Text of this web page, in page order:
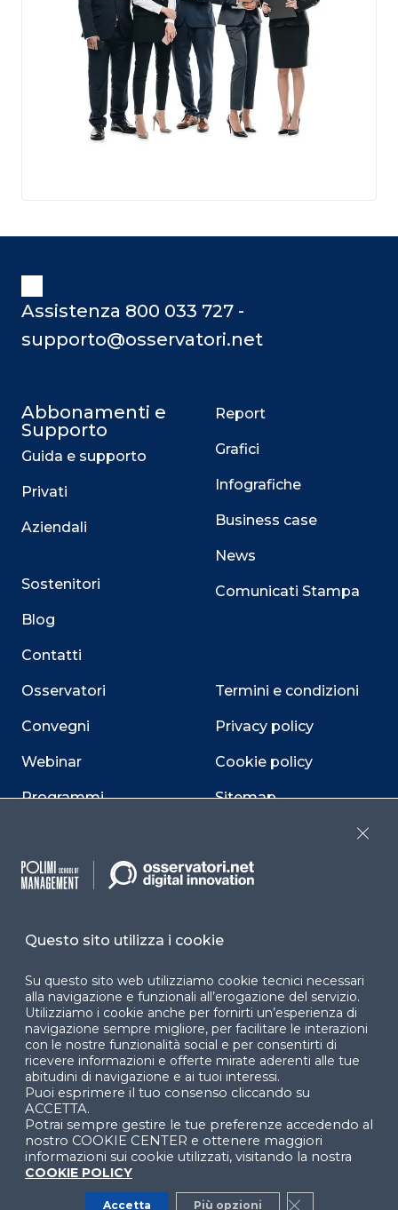
Assistenza 800 033 727 -
supporto@osservatori.net
Abbonamenti e
Supporto
Guida e supporto
Privati
Aziendali
Sostenitori
Blog
Contatti
Osservatori
Convegni
Webinar
Programmi
Report
Grafici
Infografiche
Business case
News
Comunicati Stampa
Termini e condizioni
Privacy policy
Cookie policy
Sitemap
Facebook LinkedIn
YouTube X
© 2024 Copyright © Politecnico di Milano Dipartimento
di Ingegneria Gestionale
Questo sito utilizza i cookie
Su questo sito web utilizziamo cookie tecnici necessari
alla navigazione e funzionali all’erogazione del servizio.
Utilizziamo i cookie anche per fornirti un’esperienza di
navigazione sempre migliore, per facilitare le interazioni
con le nostre funzionalità social e per consentirti di
ricevere informazioni e offerte mirate aderenti alle tue
abitudini di navigazione e ai tuoi interessi.
Puoi esprimere il tuo consenso cliccando su
ACCETTA.
Potrai sempre gestire le tue preferenze accedendo al
nostro COOKIE CENTER e ottenere maggiori
informazioni sui cookie utilizzati, visitando la nostra
COOKIE POLICY
Accetta Più opzioni Close GDPR